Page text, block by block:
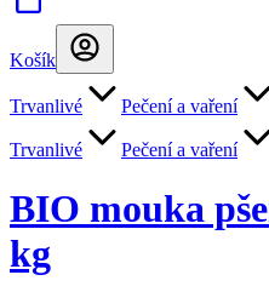
Košík
Trvanlivé Pečení a vaření
Trvanlivé Pečení a vaření
BIO mouka
kg